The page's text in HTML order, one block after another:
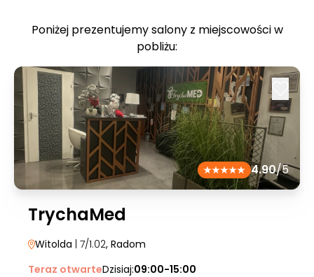
Poniżej prezentujemy salony z miejscowości w
pobliżu:
4.90/5
TrychaMed
Witolda | 7/1.02, Radom
Teraz otwarteDzisiaj:09:00-15:00